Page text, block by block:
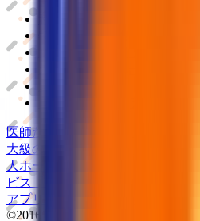
医師たちがつくる
大級の
「ジ
人ホーム紹介サービス
ビス
アプリ
©2016 MEDLEY, INC.